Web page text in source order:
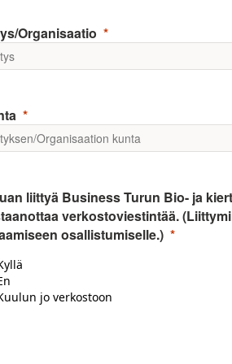
Organisaatio
liittyä Business Turun Bio- ja
verkostoviestintää.
osallistumiselle.)
jo verkostoon